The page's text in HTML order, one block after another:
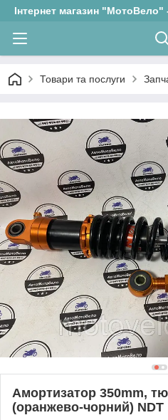
Інтернет магазин "МотоВело"
Товари та послуги
Амортизатор 350mm,
(оранжево-чорний) NDT